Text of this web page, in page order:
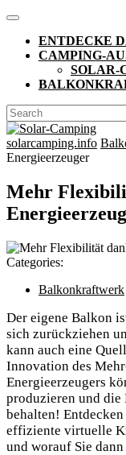
Skip
content
Open
ButtonENTDECKE
CAMPING-
SOLAR-
CLOSE
BUTTON
Search
for:
solarcamping.info
Energieerzeuger
Mehr
Categories:
Balkonkraftwerk
Der eigene Balkon
sich zurückziehen
kann auch eine
Innovation des
Energieerzeugers
produzieren und
behalten!
effiziente virtuelle
und worauf Sie dann